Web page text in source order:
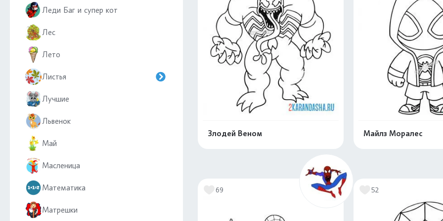
Леди Баг и супер кот
Лес
Лето
Листья
Лучшие
Львенок
Май
Масленица
Математика
Матрешки
Злодей Веном Майлз Моралес
69 52